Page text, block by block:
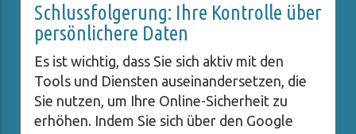
Schlussfolgerung: Ihre Kontrolle über
persönlichere Daten
Es ist wichtig, dass Sie sich aktiv mit den
Tools und Diensten auseinandersetzen, die
Sie nutzen, um Ihre Online-Sicherheit zu
erhöhen. Indem Sie sich über den Google